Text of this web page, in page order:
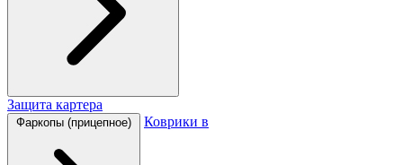
Защита картера
Фаркопы (прицепное) Коврики в